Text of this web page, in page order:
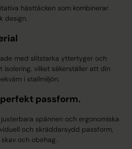
hästtäcken som kombinerar
design.
med slitstarka yttertyger och
vilket säkerställer att din
i stallmiljön.
passform.
spännen och ergonomiska
och skräddarsydd passform,
och obehag.